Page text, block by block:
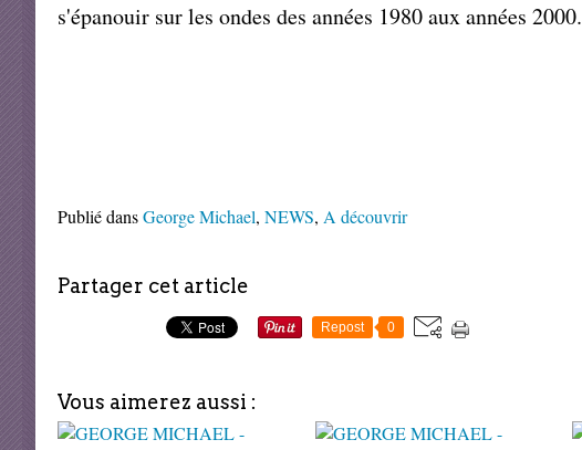
s'épanouir sur les ondes des années 1980 aux années 2000.
Publié dansGeorge Michael, NEWS, A découvrir
Partager cet article
Repost 0
Vous aimerez aussi :